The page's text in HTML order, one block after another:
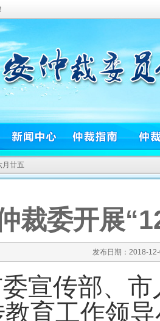
廿五
裁委开展
发布日期：2018-
宣传部、
育工作领